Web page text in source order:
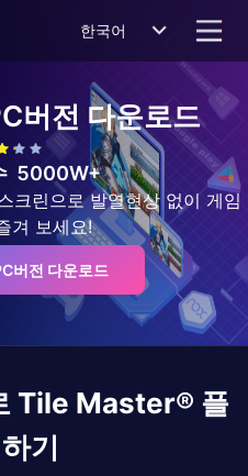
한국어
버전 다운로드
5000W+
크린으로 발열현상 없이 게임
겨 보세요!
버전 다운로드
Tile Master® 플
기